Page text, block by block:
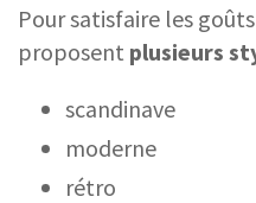
Pour satisfaire les
proposent plusieurs
scandinave
moderne
rétro